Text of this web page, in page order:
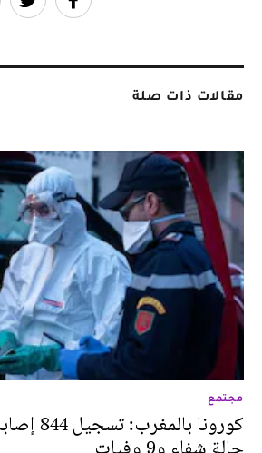
مقالات ذات صلة
مجتمع
حالة شفاء و9 وفيات